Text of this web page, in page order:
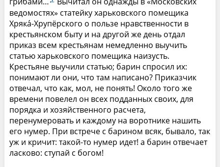
ведомостях» статейку харьковского помещика
Хряка́-Хрупёрского о пользе нравственности в
крестьянском быту и на другой же день отдал
приказ всем крестьянам немедленно выучить
статью харьковского помещика наизусть.
Крестьяне выучили статью; барин спросил их:
понимают ли они, что там написано? Приказчик
отвечал, что как, мол, не понять! Около того же
времени повелел он всех подданных своих, для
порядка и хозяйственного расчета,
перенумеровать и каждому на воротнике нашить
его нумер. При встрече с барином всяк, бывало, так
уж и кричит: такой-то нумер идет! а барин отвечает
ласково: ступай с богом!